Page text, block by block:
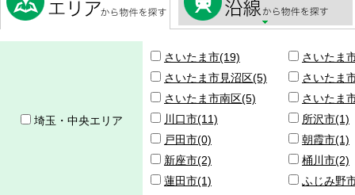
埼玉・中央エリア
さいたま市(19)
さいたま
さいたま市見沼区(5)
さいたま
さいたま市南区(5)
さいたま
川口市(11)
所沢市(1)
戸田市(0)
朝霞市(1)
新座市(2)
桶川市(2)
蓮田市(1)
ふじみ野